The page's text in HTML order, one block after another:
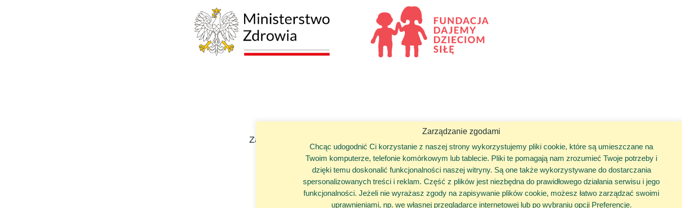
Zadanie finansowane przez Ministra Zdrowia.
Zarządzanie zgodami
Chcąc udogodnić Ci korzystanie z naszej strony wykorzystujemy pliki cookie, które są umieszczane na
Twoim komputerze, telefonie komórkowym lub tablecie. Pliki te pomagają nam zrozumieć Twoje potrzeby i
dzięki temu doskonalić funkcjonalności naszej witryny. Są one także wykorzystywane do dostarczania
spersonalizowanych treści i reklam. Część z plików jest niezbędna do prawidłowego działania serwisu i jego
funkcjonalności. Jeżeli nie wyrażasz zgody na zapisywanie plików cookie, możesz łatwo zarządzać swoimi
uprawnieniami, np. we własnej przeglądarce internetowej lub po wybraniu opcji Preferencje.